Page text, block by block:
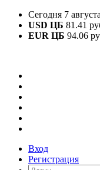
Сегодня 7
USD ЦБ 81.41
EUR ЦБ 94.06
Вход
Регистрация